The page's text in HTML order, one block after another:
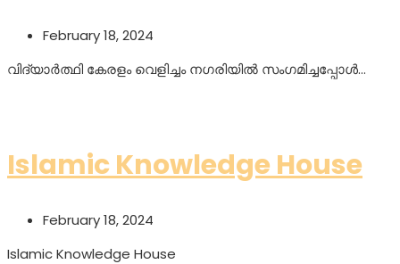
February 18, 2024
വിദ്യാർത്ഥി കേരളം വെളിച്ചം നഗരിയിൽ സംഗമിച്ചപ്പോൾ…
Islamic Knowledge House
February 18, 2024
Islamic Knowledge House